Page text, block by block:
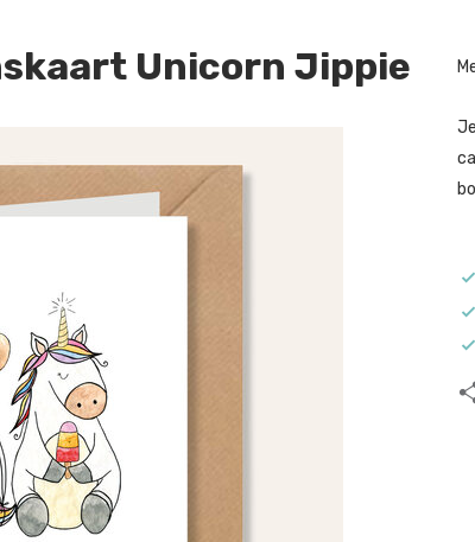
Unicorn Jippie